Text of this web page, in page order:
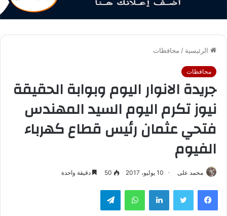
الرئيسية / محافظات
محافظات
جريدة الانوار اليوم وبوابة الحقيقة
نيوز تكرم اليوم السيد المهندس
فتحي عثمان رئيس قطاع كهرباء
الفيوم
محمد على 10 يوليو، 2017 50 دقيقة واحدة
فيسبوك تويتر لينكدإن واتساب تيلقرام